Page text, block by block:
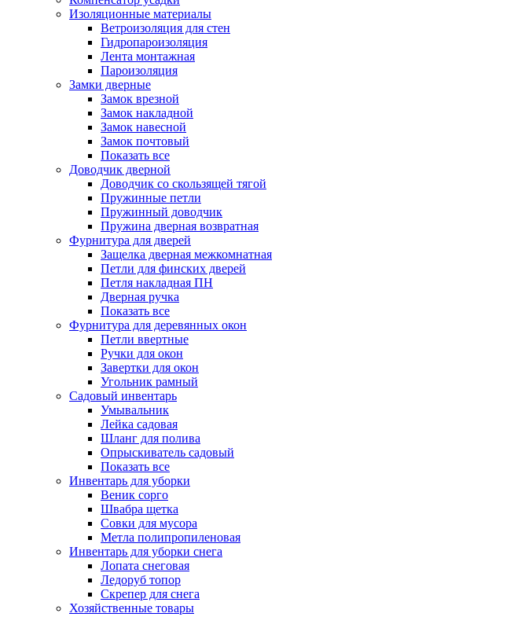
Изоляционные материалы
Ветроизоляция для стен
Гидропароизоляция
Лента монтажная
Пароизоляция
Замки дверные
Замок врезной
Замок накладной
Замок навесной
Замок почтовый
Показать все
Доводчик дверной
Доводчик со скользящей тягой
Пружинные петли
Пружинный доводчик
Пружина дверная возвратная
Фурнитура для дверей
Защелка дверная межкомнатная
Петли для финских дверей
Петля накладная ПН
Дверная ручка
Показать все
Фурнитура для деревянных окон
Петли ввертные
Ручки для окон
Завертки для окон
Угольник рамный
Садовый инвентарь
Умывальник
Лейка садовая
Шланг для полива
Опрыскиватель садовый
Показать все
Инвентарь для уборки
Веник сорго
Швабра щетка
Совки для мусора
Метла полипропиленовая
Инвентарь для уборки снега
Лопата снеговая
Ледоруб топор
Скрепер для снега
Хозяйственные товары